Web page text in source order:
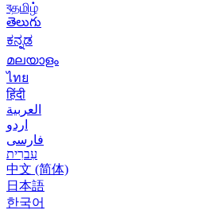
বதமிழ்
తెలుగు
ಕನ್ನಡ
മലയാളം
ไทย
हिंदी
العربية
اردو
فارسی
עִברִית
中文 (简体)
日本語
한국어